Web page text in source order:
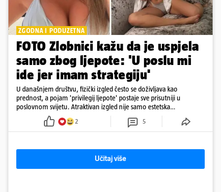
ZGODNA I PODUZETNA
FOTO Zlobnici kažu da je uspjela
samo zbog ljepote: 'U poslu mi
ide jer imam strategiju'
U današnjem društvu, fizički izgled često se doživljava kao
prednost, a pojam 'privilegij ljepote' postaje sve prisutniji u
poslovnom svijetu. Atraktivan izgled nije samo estetska
karakteristika
2 5
Učitaj više